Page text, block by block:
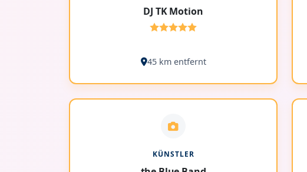
DJ TK Motion
45 km entfernt
KÜNSTLER